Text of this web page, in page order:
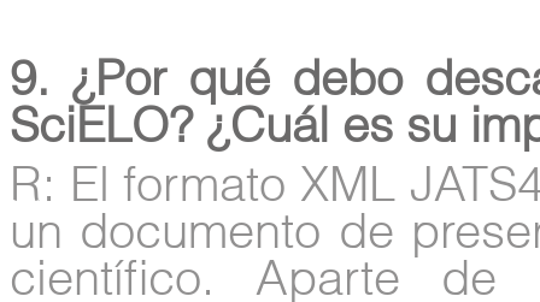
9. ¿Por qué debo
SciELO? ¿Cuál es su
R: El formato XML
un documento de
científico. Aparte de